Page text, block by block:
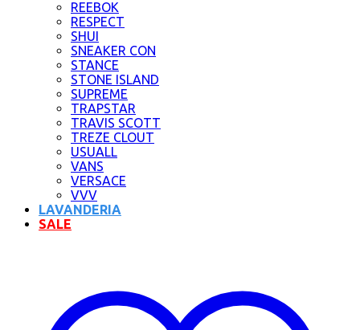
REEBOK
RESPECT
SHUI
SNEAKER CON
STANCE
STONE ISLAND
SUPREME
TRAPSTAR
TRAVIS SCOTT
TREZE CLOUT
USUALL
VANS
VERSACE
VVV
LAVANDERIA
SALE